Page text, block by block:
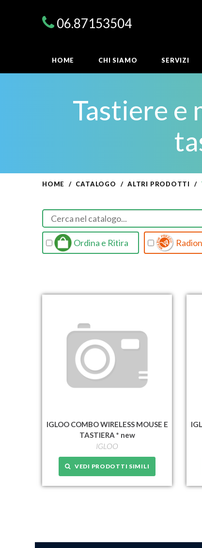
06.87153504
HOME CHI SIAMO SERVIZI
Tastiere e
HOME CATALOGO ALTRI PRODOTTI
Ordina e Ritira
IGLOO COMBO WIRELESS MOUSE E
TASTIERA * new
IGLOO
VEDI PRODOTTI SIMILI